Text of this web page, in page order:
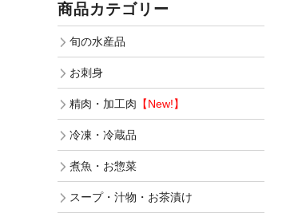
商品カテゴリー
旬の水産品
お刺身
精肉・加工肉 【New!】
冷凍・冷蔵品
煮魚・お惣菜
スープ・汁物・お茶漬け